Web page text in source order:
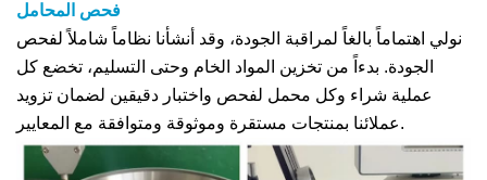
فحص المحامل
نولي اهتماماً بالغاً لمراقبة الجودة، وقد أنشأنا نظاماً شاملاً لفحص
الجودة. بدءاً من تخزين المواد الخام وحتى التسليم، تخضع كل
عملية شراء وكل محمل لفحص واختبار دقيقين لضمان تزويد
عملائنا بمنتجات مستقرة وموثوقة ومتوافقة مع المعايير.